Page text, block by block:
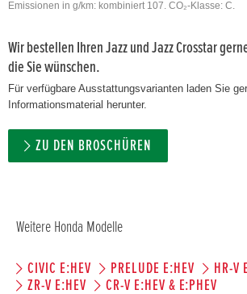
Emissionen in g/km: kombiniert 107. CO₂-Klasse: C.
Wir bestellen Ihren Jazz und Jazz Crosstar
die Sie wünschen.
Für verfügbare Ausstattungsvarianten laden Sie
Informationsmaterial herunter.
ZU DEN BROSCHÜREN
Weitere Honda Modelle
CIVIC E:HEV PRELUDE E:HEV
HR-V
ZR-V E:HEV
CR-V E:HEV & E:PHEV